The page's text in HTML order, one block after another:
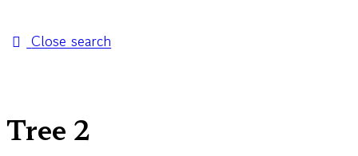
Close search
Tree 2